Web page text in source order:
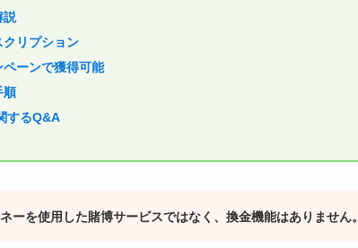
説
リプション
ーンで獲得可能
順
するQ&A
ーを使用した賭博サービスではなく、換金機能はありません。